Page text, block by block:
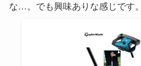
な…。でも興味ありな感じです。